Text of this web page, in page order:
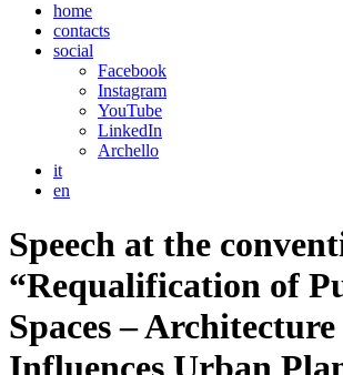
home
contacts
social
Facebook
Instagram
YouTube
LinkedIn
Archello
it
en
Speech at the
“Requalification of
Spaces – Architecture